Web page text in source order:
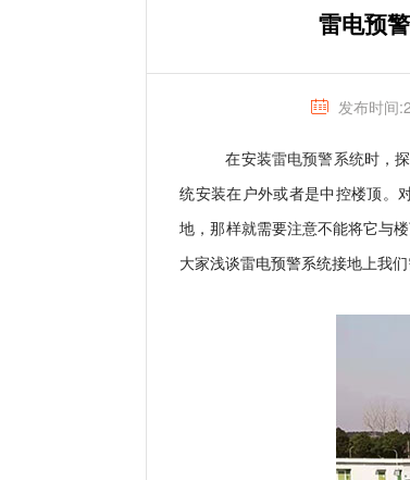
雷电预
发布时间
在安装雷电预警系统时，
统安装在户外或者是中控楼顶。
地，那样就需要注意不能将它与
大家浅谈雷电预警系统接地上我们